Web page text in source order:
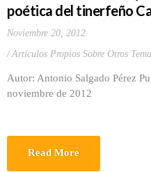
poética del tinerfeño
Noviembre 20, 2012
Artículos Propios Sobre Otros
Autor: Antonio Salgado Pérez
noviembre de 2012
Read More